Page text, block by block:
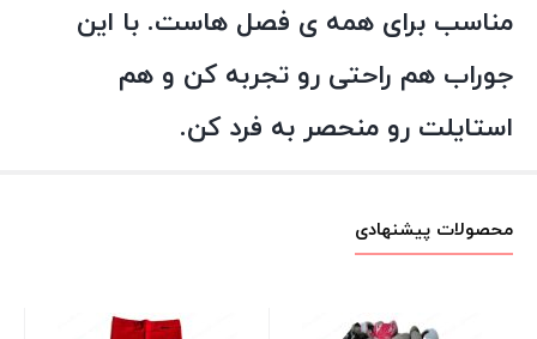
مناسب برای همه ی فصل هاست. با این
جوراب هم راحتی رو تجربه کن و هم
استایلت رو منحصر به فرد کن.
محصولات پیشنهادی